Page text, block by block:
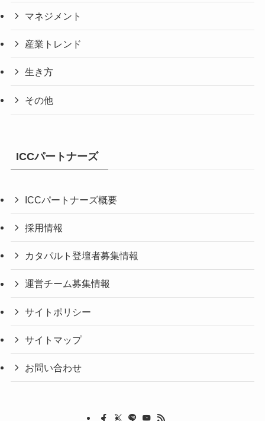
マネジメント
産業トレンド
生き方
その他
ICCパートナーズ
ICCパートナーズ概要
採用情報
カタパルト登壇者募集情報
運営チーム募集情報
サイトポリシー
サイトマップ
お問い合わせ